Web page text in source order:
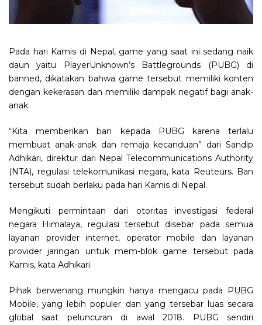
Pada hari Kamis di Nepal, game yang saat ini sedang naik
daun yaitu PlayerUnknown’s Battlegrounds (PUBG) di
banned, dikatakan bahwa game tersebut memiliki konten
dengan kekerasan dan memiliki dampak negatif bagi anak-
anak.
“Kita memberikan ban kepada PUBG karena terlalu
membuat anak-anak dan remaja kecanduan” dari Sandip
Adhikari, direktur dari Nepal Telecommunications Authority
(NTA), regulasi telekomunikasi negara, kata Reuteurs. Ban
tersebut sudah berlaku pada hari Kamis di Nepal.
Mengikuti permintaan dari otoritas investigasi federal
negara Himalaya, regulasi tersebut disebar pada semua
layanan provider internet, operator mobile dan layanan
provider jaringan untuk mem-blok game tersebut pada
Kamis, kata Adhikari.
Pihak berwenang mungkin hanya mengacu pada PUBG
Mobile, yang lebih populer dan yang tersebar luas secara
global saat peluncuran di awal 2018. PUBG sendiri